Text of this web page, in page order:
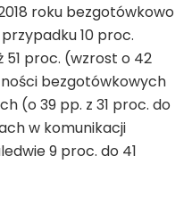
roku bezgotówkowo
10 proc.
51 proc. (wzrost o 42
bezgotówkowych
(o 39 pp. z 31 proc. do
w komunikacji
9 proc. do 41